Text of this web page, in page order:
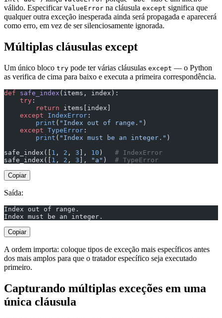
válido. Especificar ValueError na cláusula except significa que
qualquer outra exceção inesperada ainda será propagada e aparecerá
como erro, em vez de ser silenciosamente ignorada.
Múltiplas cláusulas except
Um único bloco try pode ter várias cláusulas except — o Python
as verifica de cima para baixo e executa a primeira correspondência.
def safe_index (items, index):
    try
:
        return
items[index]
    except
IndexError :
        print
( "Index out of range." )
    except
TypeError :
        print
( "Index must be an integer." )
safe_index([ 1 , 2 , 3 ], 10 ) # IndexError
safe_index([ 1 , 2 , 3 ], "a" ) # TypeError
Copiar
Saída:
Index out of range.
Index must be an integer.
Copiar
A ordem importa: coloque tipos de exceção mais específicos antes
dos mais amplos para que o tratador específico seja executado
primeiro.
Capturando múltiplas exceções em uma
única cláusula